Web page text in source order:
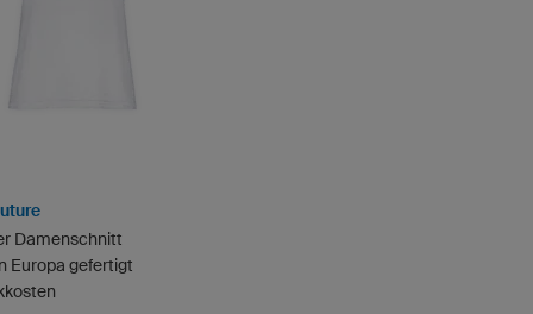
Damenschnitt
Europa gefertigt